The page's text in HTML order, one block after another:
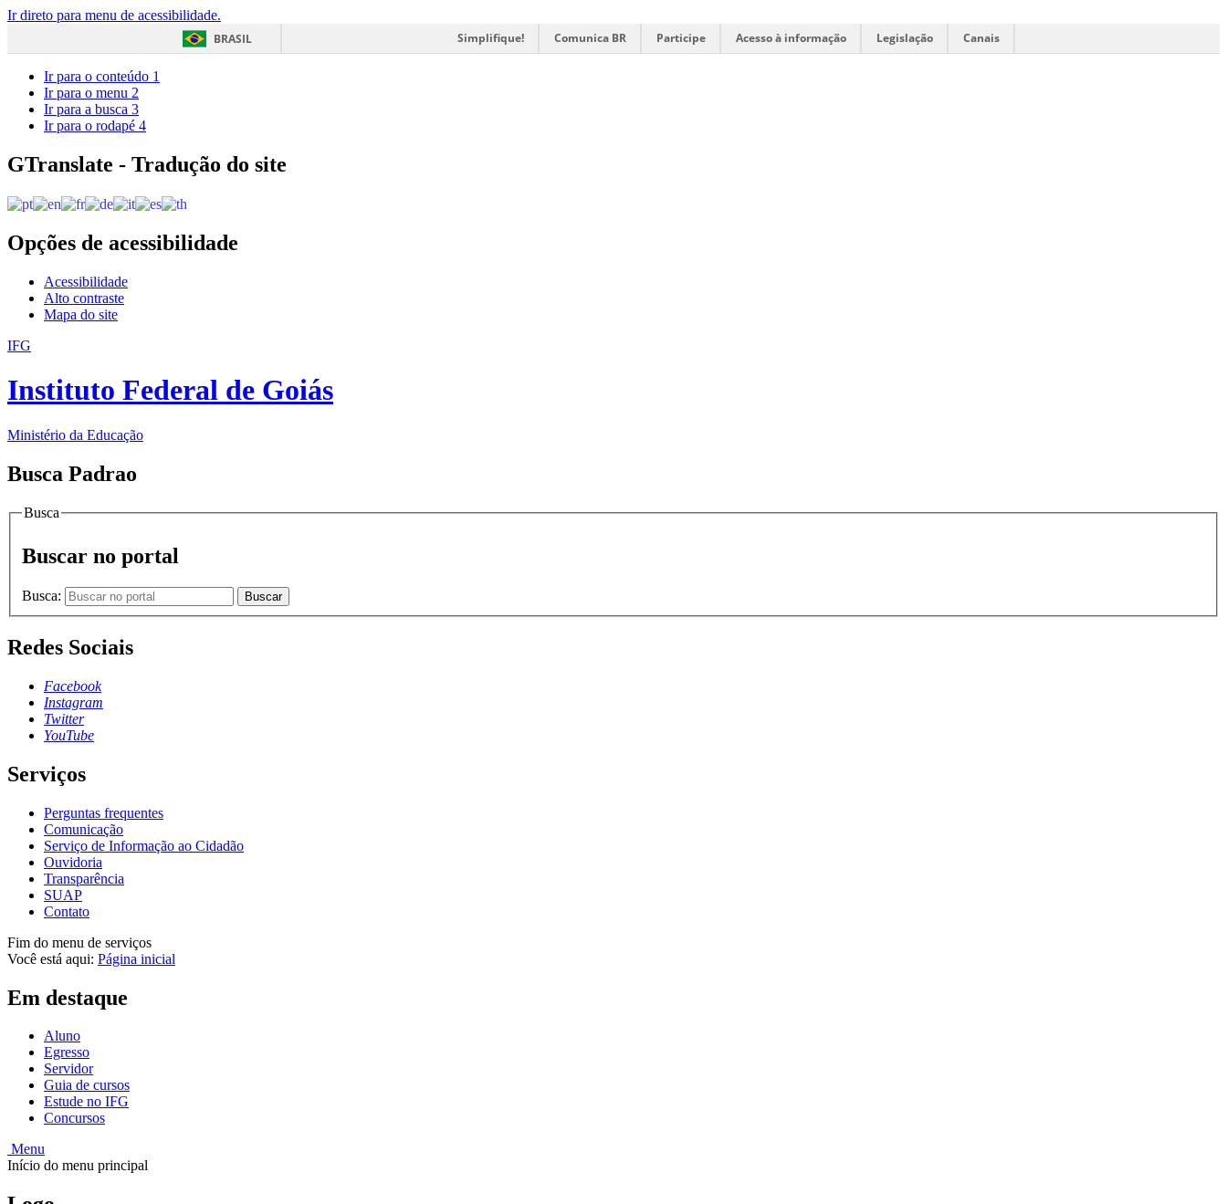
Ir direto para menu de acessibilidade.
BRASIL
Simplifique! Comunica BR Participe Acesso à informação Legislação Canais
Ir para o conteúdo 1
Ir para o menu 2
Ir para a busca 3
Ir para o rodapé 4
GTranslate - Tradução do site
Opções de acessibilidade
Acessibilidade
Alto contraste
Mapa do site
IFG
Instituto Federal de Goiás
Ministério da Educação
Busca Padrao
Busca
Buscar no portal
Busca: Buscar
Redes Sociais
Facebook
Instagram
Twitter
YouTube
Serviços
Perguntas frequentes
Comunicação
Serviço de Informação ao Cidadão
Ouvidoria
Transparência
SUAP
Contato
Fim do menu de serviços
Você está aqui: Página inicial
Em destaque
Aluno
Egresso
Servidor
Guia de cursos
Estude no IFG
Concursos
Menu
Início do menu principal